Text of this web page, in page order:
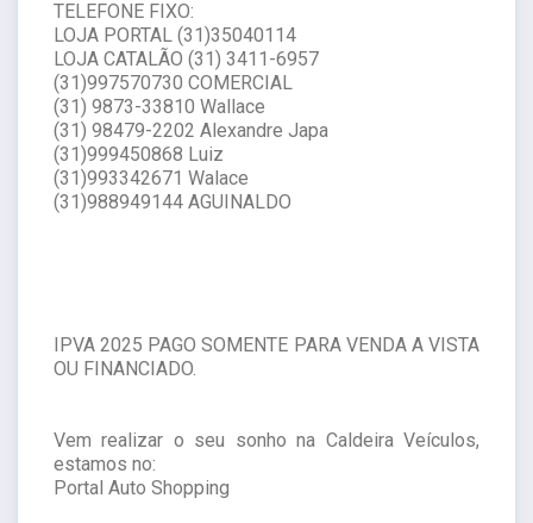
TELEFONE FIXO:
LOJA PORTAL (31)35040114
LOJA CATALÃO (31) 3411-6957
(31)997570730 COMERCIAL
(31) 9873-33810 Wallace
(31) 98479-2202 Alexandre Japa
(31)999450868 Luiz
(31)993342671 Walace
(31)988949144 AGUINALDO
IPVA 2025 PAGO SOMENTE PARA VENDA A VISTA
OU FINANCIADO.
Vem realizar o seu sonho na Caldeira Veículos,
estamos no:
Portal Auto Shopping